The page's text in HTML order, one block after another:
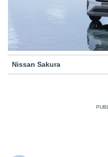
Nissan Sakura